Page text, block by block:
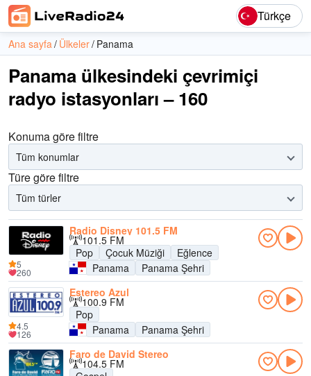
Türkçe
Ana sayfa Ülkeler Panama
Panama ülkesindeki çevrimiçi
radyo istasyonları – 160
Konuma göre filtre
Tüm konumlar
Türe göre filtre
Tüm türler
Radio Disney 101.5 FM
101.5 FM
Pop
Çocuk Müziği
Eğlence
Panama
Panama Şehri
5
260
Estereo Azul
100.9 FM
Pop
Panama
Panama Şehri
4.5
126
Faro de David Stereo
104.5 FM